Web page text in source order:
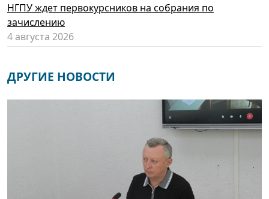
НГПУ ждет первокурсников на собрания по
зачислению
4 августа 2026
ДРУГИЕ НОВОСТИ